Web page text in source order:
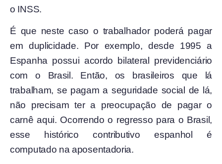
o INSS.
É que neste caso o trabalhador poderá pagar
em duplicidade. Por exemplo, desde 1995 a
Espanha possui acordo bilateral previdenciário
com o Brasil. Então, os brasileiros que lá
trabalham, se pagam a seguridade social de lá,
não precisam ter a preocupação de pagar o
carnê aqui. Ocorrendo o regresso para o Brasil,
esse histórico contributivo espanhol é
computado na aposentadoria.